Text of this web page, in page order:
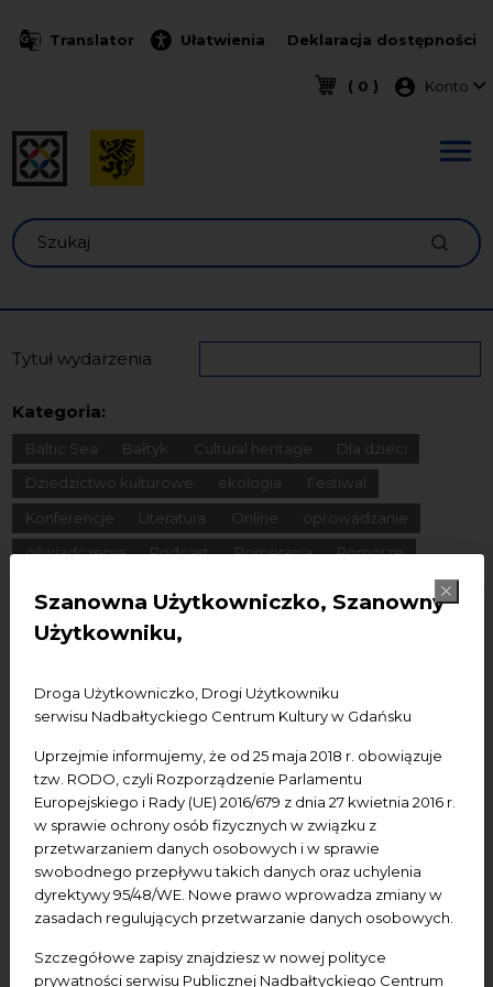
Szanowna Użytkowniczko, Szanowny
Użytkowniku,
Droga Użytkowniczko, Drogi Użytkowniku
serwisu Nadbałtyckiego Centrum Kultury w Gdańsku
Uprzejmie informujemy, że od 25 maja 2018 r. obowiązuje
tzw. RODO, czyli Rozporządzenie Parlamentu
Europejskiego i Rady (UE) 2016/679 z dnia 27 kwietnia 2016 r.
w sprawie ochrony osób fizycznych w związku z
przetwarzaniem danych osobowych i w sprawie
swobodnego przepływu takich danych oraz uchylenia
dyrektywy 95/48/WE. Nowe prawo wprowadza zmiany w
zasadach regulujących przetwarzanie danych osobowych.
Szczegółowe zapisy znajdziesz w nowej polityce
prywatności serwisu Publicznej Nadbałtyckiego Centrum
Translator Ułatwienia Deklaracja dostępności
( 0 ) Menu
Konto
Szukaj
Tytuł wydarzenia
Kategoria:
Baltic Sea Bałtyk Cultural heritage
Dla dzieci
Dziedzictwo kulturowe
ekologia
Festiwal
Konferencje
Literatura Online
oprowadzanie
oświadczenie
Podcast Pomerania
Pomorze
wydarzenia płatne
wydarzenie dostępne
Data początkowa
Data końcowa
Termin:
-Wszystkie- Dzisiaj Jutro Pojutrze
Następny tydzień Następny miesiąc